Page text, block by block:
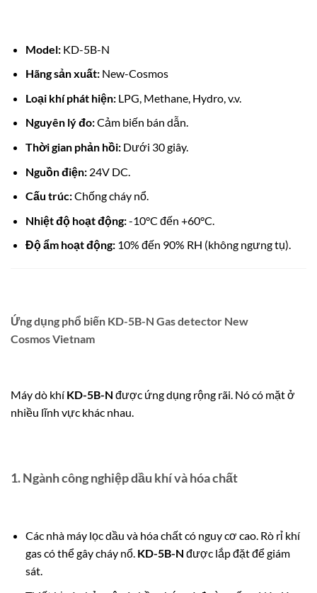
Model:KD-5B-N
Hãng sản xuất:New-Cosmos
Loại khí phát hiện:LPG, Methane, Hydro, v.v.
Nguyên lý đo:Cảm biến bán dẫn.
Thời gian phản hồi:Dưới 30 giây.
Nguồn điện:24V DC.
Cấu trúc:Chống cháy nổ.
Nhiệt độ hoạt động:-10°C đến +60°C.
Độ ẩm hoạt động:10% đến 90% RH (không ngưng tụ).
Ứng dụng phổ biến KD-5B-N Gas detector New
Cosmos Vietnam
Máy dò khí KD-5B-N được ứng dụng rộng rãi. Nó có mặt ở
nhiều lĩnh vực khác nhau.
1.Ngành công nghiệp dầu khí và hóa chất
Các nhà máy lọc dầu và hóa chất có nguy cơ cao. Rò rỉ khí
gas có thể gây cháy nổ. KD-5B-N được lắp đặt để giám
sát.